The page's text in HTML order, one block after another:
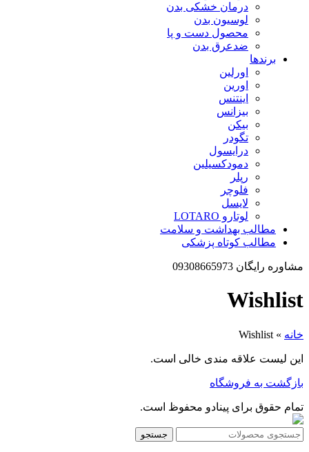
درمان خشکی بدن
لوسیون بدن
محصول دست و پا
ضدعرق بدن
برندها
اورلین
اورین
اینتنس
بیزانس
بیکن
تگودر
درایسول
دمودکسیلین
رپلر
فلوچر
لایسل
لوتارو LOTARO
مطالب بهداشت و سلامت
مطالب کوتاه پزشکی
مشاوره رایگان 09308665973
Wishlist
خانه »
Wishlist
این لیست علاقه مندی خالی است.
بازگشت به فروشگاه
تمام حقوق برای پینادو محفوظ است.
جستجو